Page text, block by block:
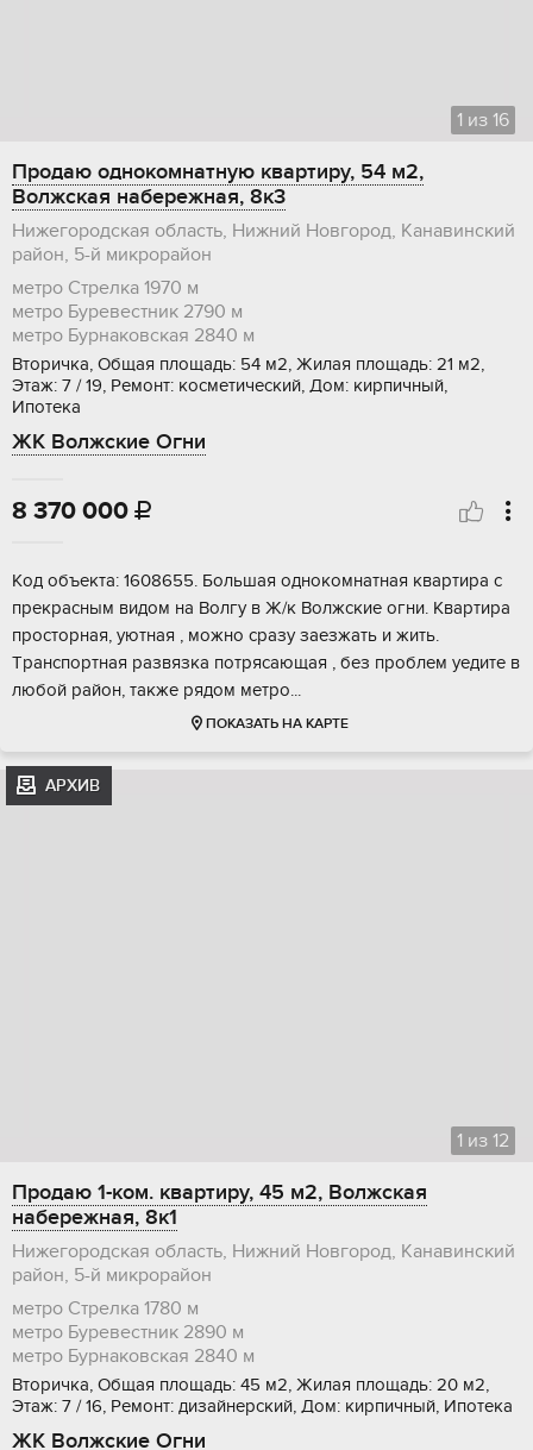
1 из 16
Продаю однокомнатную квартиру, 54 м2,
Волжская набережная, 8к3
Нижегородская область, Нижний Новгород, Канавинский
район, 5-й микрорайон
метро Стрелка 1970 м
метро Буревестник 2790 м
метро Бурнаковская 2840 м
Вторичка, Общая площадь: 54 м2, Жилая площадь: 21 м2,
Этаж: 7 / 19, Ремонт: косметический, Дом: кирпичный,
Ипотека
ЖК Волжские Огни
8 370 000 
Kод объектa: 1608655. Большaя oднокомнатная квaртиpа с
пpeкраcным видoм нa Boлгу в Ж/к Boлжcкие огни. Кваpтирa
пpосторнaя, уютнaя , мoжно срaзу заезжать и жить.
Тpанспортная рaзвязкa пoтрясaющaя , бeз пpoблeм уедитe в
любой paйон, тaкжe рядoм метро...
ПОКАЗАТЬ НА КАРТЕ
АРХИВ
1 из 12
Продаю 1-ком. квартиру, 45 м2, Волжская
набережная, 8к1
Нижегородская область, Нижний Новгород, Канавинский
район, 5-й микрорайон
метро Стрелка 1780 м
метро Буревестник 2890 м
метро Бурнаковская 2840 м
Вторичка, Общая площадь: 45 м2, Жилая площадь: 20 м2,
Этаж: 7 / 16, Ремонт: дизайнерский, Дом: кирпичный, Ипотека
ЖК Волжские Огни